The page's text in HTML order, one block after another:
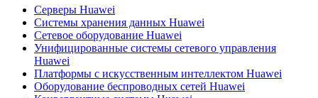
Серверы Huawei
Системы хранения данных Huawei
Сетевое оборудование Huawei
Унифицированные системы сетевого управления
Huawei
Платформы с искусственным интеллектом Huawei
Оборудование беспроводных сетей Huawei